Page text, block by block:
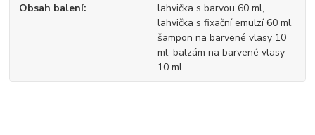
Obsah balení
lahvička s barvou 60 ml,
lahvička s fixační emulzí 60 ml,
šampon na barvené vlasy 10
ml, balzám na barvené vlasy
10 ml